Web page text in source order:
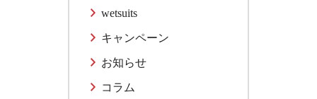
wetsuits
キャンペーン
お知らせ
コラム